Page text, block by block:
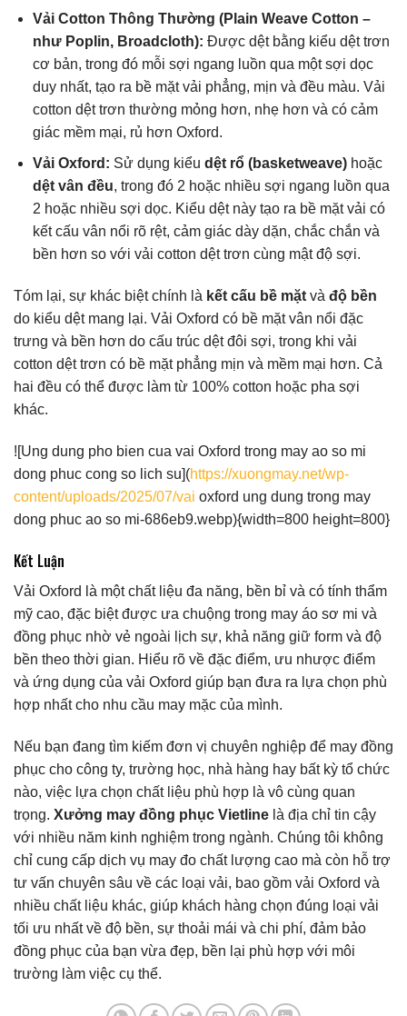
Vải Cotton Thông Thường (Plain Weave Cotton –
như Poplin, Broadcloth): Được dệt bằng kiểu dệt trơn
cơ bản, trong đó mỗi sợi ngang luồn qua một sợi dọc
duy nhất, tạo ra bề mặt vải phẳng, mịn và đều màu. Vải
cotton dệt trơn thường mỏng hơn, nhẹ hơn và có cảm
giác mềm mại, rủ hơn Oxford.
Vải Oxford: Sử dụng kiểu dệt rổ (basketweave)hoặc
dệt vân đều, trong đó 2 hoặc nhiều sợi ngang luồn qua
2 hoặc nhiều sợi dọc. Kiểu dệt này tạo ra bề mặt vải có
kết cấu vân nổi rõ rệt, cảm giác dày dặn, chắc chắn và
bền hơn so với vải cotton dệt trơn cùng mật độ sợi.
Tóm lại, sự khác biệt chính là kết cấu bề mặt và độ bền
do kiểu dệt mang lại. Vải Oxford có bề mặt vân nổi đặc
trưng và bền hơn do cấu trúc dệt đôi sợi, trong khi vải
cotton dệt trơn có bề mặt phẳng mịn và mềm mại hơn. Cả
hai đều có thể được làm từ 100% cotton hoặc pha sợi
khác.
![Ung dung pho bien cua vai Oxford trong may ao so mi
dong phuc cong so lich su](https://xuongmay.net/wp-
content/uploads/2025/07/vai oxford ung dung trong may
dong phuc ao so mi-686eb9.webp){width=800 height=800}
Kết Luận
Vải Oxford là một chất liệu đa năng, bền bỉ và có tính thẩm
mỹ cao, đặc biệt được ưa chuộng trong may áo sơ mi và
đồng phục nhờ vẻ ngoài lịch sự, khả năng giữ form và độ
bền theo thời gian. Hiểu rõ về đặc điểm, ưu nhược điểm
và ứng dụng của vải Oxford giúp bạn đưa ra lựa chọn phù
hợp nhất cho nhu cầu may mặc của mình.
Nếu bạn đang tìm kiếm đơn vị chuyên nghiệp để may đồng
phục cho công ty, trường học, nhà hàng hay bất kỳ tổ chức
nào, việc lựa chọn chất liệu phù hợp là vô cùng quan
trọng. Xưởng may đồng phục Vietline là địa chỉ tin cậy
với nhiều năm kinh nghiệm trong ngành. Chúng tôi không
chỉ cung cấp dịch vụ may đo chất lượng cao mà còn hỗ trợ
tư vấn chuyên sâu về các loại vải, bao gồm vải Oxford và
nhiều chất liệu khác, giúp khách hàng chọn đúng loại vải
tối ưu nhất về độ bền, sự thoải mái và chi phí, đảm bảo
đồng phục của bạn vừa đẹp, bền lại phù hợp với môi
trường làm việc cụ thể.